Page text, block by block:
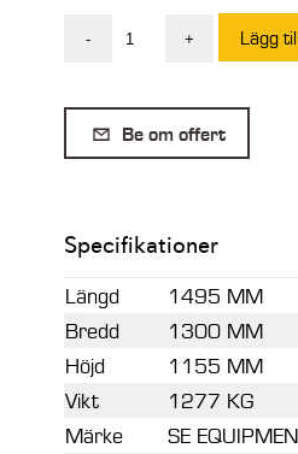
-
med
tand
1300mm
mängd
+ Lägg
Be om offert
Specifikationer
Längd
1495 MM
Bredd
1300 MM
Höjd
1155 MM
Vikt
1277 KG
Märke
SE